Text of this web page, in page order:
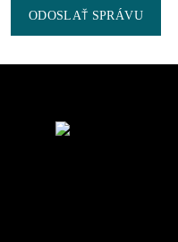
ODOSLAŤ SPRÁVU